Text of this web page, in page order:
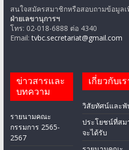
โทร: 02-018-6888 ต่อ 4340
Email:tvbc.secretariat@gmail.com
บทความ
รายนามคณะ
2567
ข่าวกิจกรรม
วิสัยทัศน์และพั
ประโยชน์ที่สม
รายนามคณะ